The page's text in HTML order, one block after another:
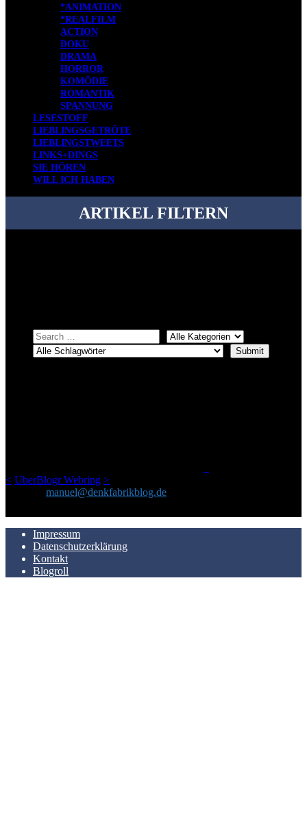
*ANIMATION
*REALFILM
ACTION
DOKU
DRAMA
HORROR
KOMÖDIE
ROMANTIK
SPANNUNG
LESESTOFF
LIEBLINGSGETRÖTE
LIEBLINGSTWEETS
LINKS+DINGS
SIE HÖREN
WILL ICH HABEN
ARTIKEL FILTERN
< UberBlogr Webring >
manuel@denkfabrikblog.de
Impressum
Datenschutzerklärung
Kontakt
Blogroll